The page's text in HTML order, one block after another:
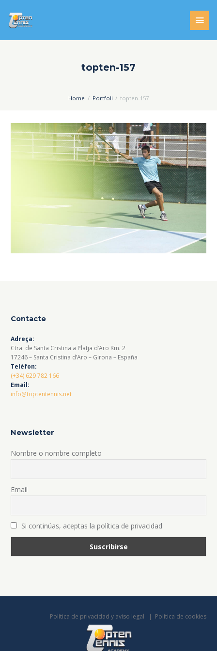
topten-157
Home Portfoli topten-157
Contacte
Adreça:
Ctra. de Santa Cristina a Platja d’Aro Km. 2
17246 – Santa Cristina d’Aro – Girona – España
Telèfon:
(+34) 629 782 166
Email:
info@toptentennis.net
Newsletter
Nombre o nombre completo
Email
Si continúas, aceptas la política de privacidad
Política de privacidad y aviso legal Política de cookies